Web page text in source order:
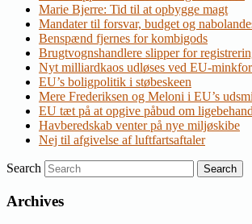
Marie Bjerre: Tid til at opbygge magt
Mandater til forsvar, budget og
Benspænd fjernes for kombigods
Brugtvognshandlere slipper for
Nyt milliardkaos udløses ved EU-
EU’s boligpolitik i støbeskeen
Mere Frederiksen og Meloni i EU’s
EU tæt på at opgive påbud om
Havberedskab venter på nye miljøskibe
Nej til afgivelse af luftfartsaftaler
Search
Archives